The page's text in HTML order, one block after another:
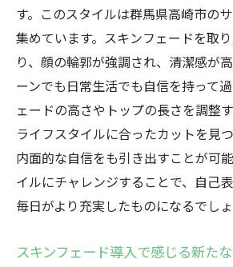
す。このスタイルは群馬県高崎市の
集めています。スキンフェードを取
り、顔の輪郭が強調され、清潔感が
ーンでも日常生活でも自信を持って
ェードの高さやトップの長さを調整
ライフスタイルに合ったカットを見
内面的な自信をも引き出すことが可
イルにチャレンジすることで、自己
毎日がより充実したものになるでしょ
スキンフェード導入で感じる新た